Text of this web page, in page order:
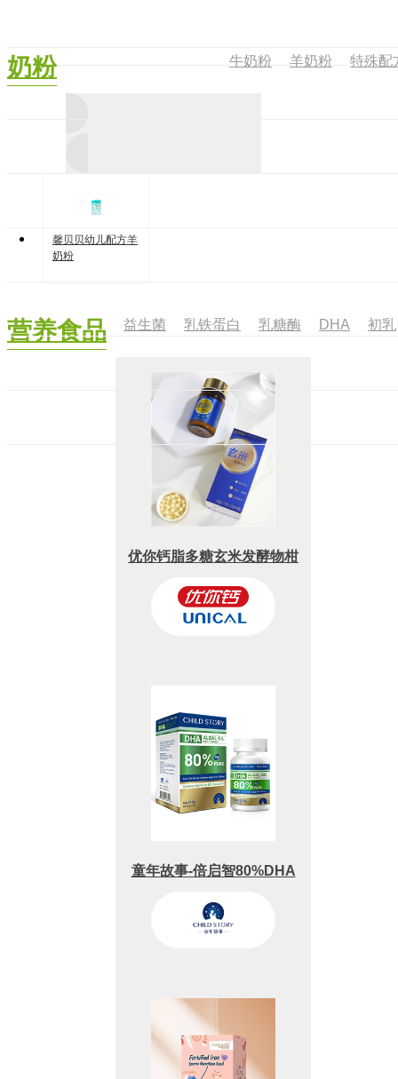
牛奶粉 羊奶粉 特殊配
奶粉
馨贝贝幼儿配方羊
奶粉
益生菌 乳铁蛋白 乳糖酶 DHA 初乳
营养食品
优你钙脂多糖玄米发酵物柑
橘味糖果(无糖型）
童年故事-倍启智80%DHA
藻油